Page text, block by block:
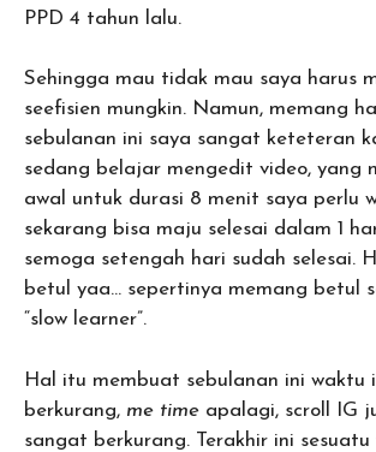
PPD 4 tahun lalu.
Sehingga mau tidak mau saya harus
seefisien mungkin. Namun, memang
sebulanan ini saya sangat keteteran
sedang belajar mengedit video, yang
awal untuk durasi 8 menit saya perlu
sekarang bisa maju selesai dalam 1
semoga setengah hari sudah selesai.
betul yaa… sepertinya memang betul
“slow learner”.
Hal itu membuat sebulanan ini waktu
berkurang, me time apalagi, scroll IG
sangat berkurang. Terakhir ini